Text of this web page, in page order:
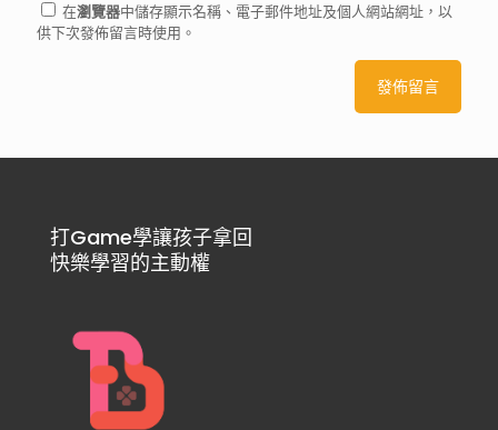
在瀏覽器中儲存顯示名稱、電子郵件地址及個人網站網址，以
供下次發佈留言時使用。
打Game學讓孩子拿回
快樂學習的主動權